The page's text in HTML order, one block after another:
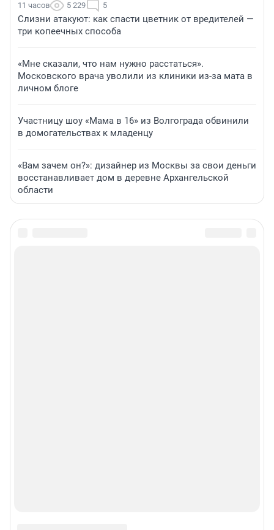
11 часов 5 229 5
Слизни атакуют: как спасти цветник от вредителей —
три копеечных способа
«Мне сказали, что нам нужно расстаться».
Московского врача уволили из клиники из-за мата в
личном блоге
Участницу шоу «Мама в 16» из Волгограда обвинили
в домогательствах к младенцу
«Вам зачем он?»: дизайнер из Москвы за свои деньги
восстанавливает дом в деревне Архангельской
области